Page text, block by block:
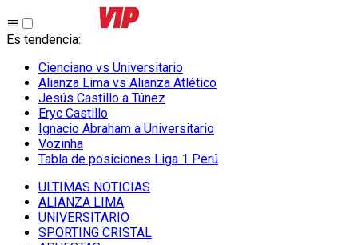
Es tendencia:
Cienciano vs Universitario
Alianza Lima vs Alianza Atlético
Jesús Castillo a Túnez
Eryc Castillo
Ignacio Abraham a Universitario
Vozinha
Tabla de posiciones Liga 1 Perú
ULTIMAS NOTICIAS
ALIANZA LIMA
UNIVERSITARIO
SPORTING CRISTAL